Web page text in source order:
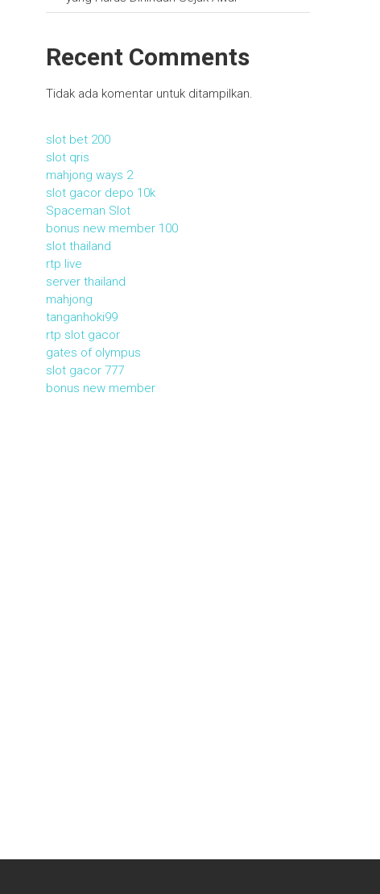
Recent Comments
Tidak ada komentar untuk ditampilkan.
slot bet 200
slot qris
mahjong ways 2
slot gacor depo 10k
Spaceman Slot
bonus new member 100
slot thailand
rtp live
server thailand
mahjong
tanganhoki99
rtp slot gacor
gates of olympus
slot gacor 777
bonus new member